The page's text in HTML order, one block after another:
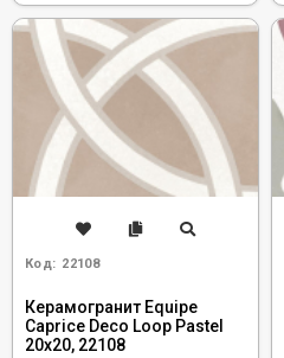
Код: 22108
Керамогранит Equipe
Caprice Deco Loop Pastel
20x20, 22108